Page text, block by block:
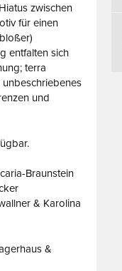
zwischen
für einen
entfalten sich
terra
und
Braunstein
& Karolina
&